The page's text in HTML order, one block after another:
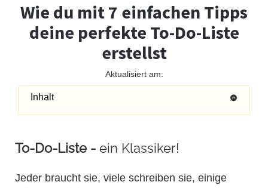
Wie du mit 7 einfachen Tipps
deine perfekte To-Do-Liste
erstellst
Aktualisiert am:
Inhalt
To-Do-Liste - ein Klassiker!
Jeder braucht sie, viele schreiben sie, einige